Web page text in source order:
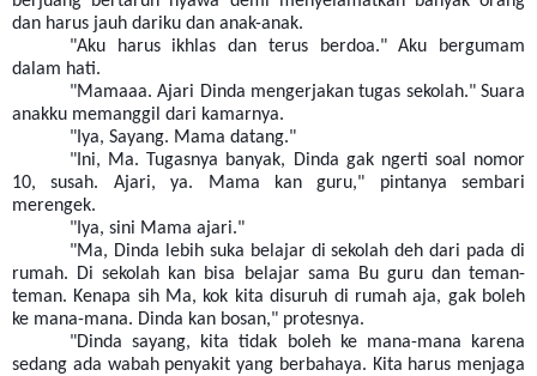
dan harus jauh dariku dan anak-anak.
"Aku harus ikhlas dan terus berdoa." Aku bergumam
dalam hati.
"Mamaaa. Ajari Dinda mengerjakan tugas sekolah." Suara
anakku memanggil dari kamarnya.
"Iya, Sayang. Mama datang."
"Ini, Ma. Tugasnya banyak, Dinda gak ngerti soal nomor
10, susah. Ajari, ya. Mama kan guru," pintanya sembari
merengek.
"Iya, sini Mama ajari."
"Ma, Dinda lebih suka belajar di sekolah deh dari pada di
rumah. Di sekolah kan bisa belajar sama Bu guru dan teman-
teman. Kenapa sih Ma, kok kita disuruh di rumah aja, gak boleh
ke mana-mana. Dinda kan bosan," protesnya.
"Dinda sayang, kita tidak boleh ke mana-mana karena
sedang ada wabah penyakit yang berbahaya. Kita harus menjaga